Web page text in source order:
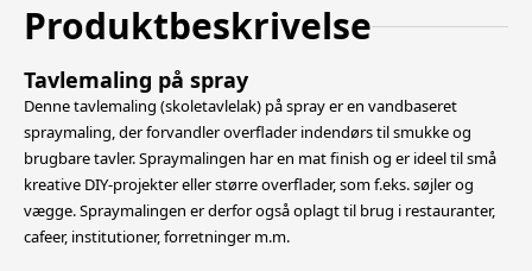
Produktbeskrivelse
Tavlemaling på spray
Denne tavlemaling (skoletavlelak) på spray er en vandbaseret
spraymaling, der forvandler overflader indendørs til smukke og
brugbare tavler. Spraymalingen har en mat finish og er ideel til små
kreative DIY-projekter eller større overflader,som f.eks. søjler og
vægge. Spraymalingen er derfor også oplagt til brug i restauranter,
cafeer, institutioner, forretninger m.m.